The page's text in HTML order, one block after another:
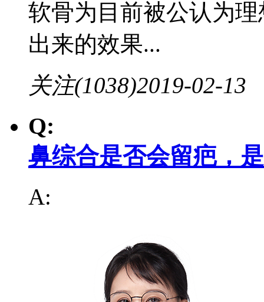
软骨为目前被公认为
出来的效果...
关注(1038)2019-02-13
Q:
鼻综合是否会留疤，
A: